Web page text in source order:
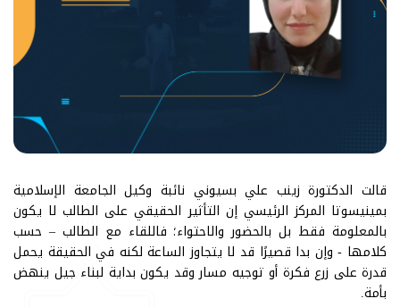
قالت الدكتورة زينب علي بسيوني نائبة وكيل الجامعة الإسلامية
بمينيسوتا المركز الرئيسي إن التأثير الحقيقي على الطالب لا يكون
بالمعلومة فقط بل بالحضور والاحتواء؛ فاللقاء مع الطالب – حسب
كلامها - وإن بدا قصيرًا قد لا يتجاوز الساعة لكنه في الحقيقة يحمل
قدرة على زرع فكرة أو توجيه مسار وقد يكون بداية لبناء جيل ينهض
بأمة.